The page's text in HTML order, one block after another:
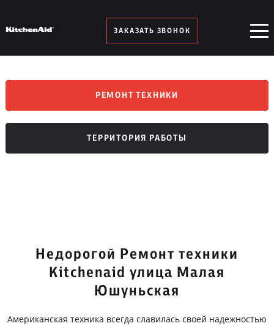
ЗАКАЗАТЬ ЗВОНОК
РЕМОНТ ТЕХНИКИ
ТЕРРИТОРИЯ РАБОТЫ
Недорогой Ремонт техники
Kitchenaid улица Малая
Юшуньская
Американская техника всегда славилась своей надежностью